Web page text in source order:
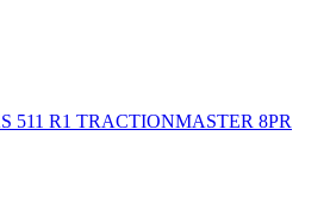
511 R1 TRACTIONMASTER 8PR